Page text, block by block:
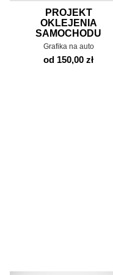
PROJEKT
OKLEJENIA
SAMOCHODU
Grafika na auto
od 150,00 zł